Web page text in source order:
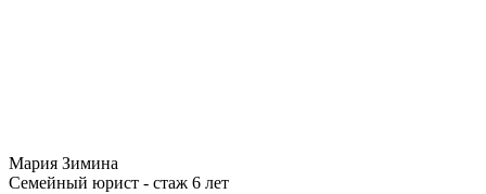
Мария Зимина
Семейный юрист - стаж 6 лет